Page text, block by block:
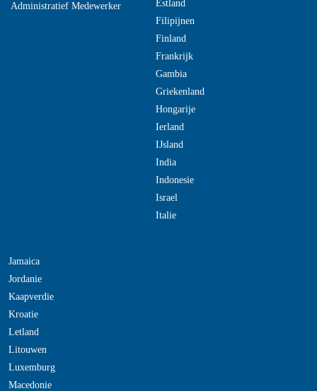
Administratief Medewerker
Estland
Filipijnen
Finland
Frankrijk
Gambia
Griekenland
Hongarije
Ierland
IJsland
India
Indonesie
Israel
Italie
Jamaica
Jordanie
Kaapverdie
Kroatie
Letland
Litouwen
Luxemburg
Macedonie